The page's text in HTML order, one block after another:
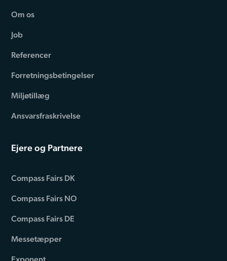
Om os
Job
Referencer
Forretningsbetingelser
Miljøtillæg
Ansvarsfraskrivelse
Ejere og Partnere
Compass Fairs DK
Compass Fairs NO
Compass Fairs DE
Messetæpper